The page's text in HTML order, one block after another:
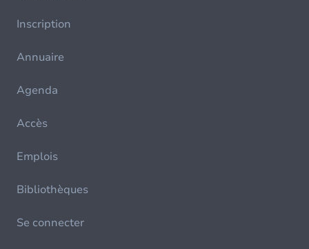
Inscription
Annuaire
Agenda
Accès
Emplois
Bibliothèques
Se connecter